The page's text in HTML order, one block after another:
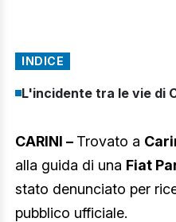
INDICE
L'incidente tra le vie di
CARINI – Trovato a
alla guida di una Fiat
stato denunciato per
pubblico ufficiale.